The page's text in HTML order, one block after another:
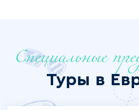
Туры в
Специальные